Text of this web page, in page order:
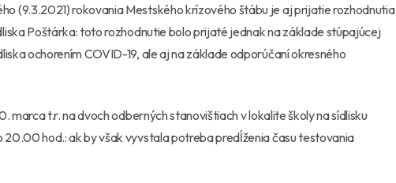
(9.3.2021) rokovania Mestského krízového štábu je aj prijatie rozhodnutia
Poštárka: toto rozhodnutie bolo prijaté jednak na základe stúpajúcej
ochorením COVID-19, ale aj na základe odporúčaní okresného
marca t.r. na dvoch odberných stanovištiach v lokalite školy na sídlisku
hod.: ak by však vyvstala potreba predĺženia času testovania